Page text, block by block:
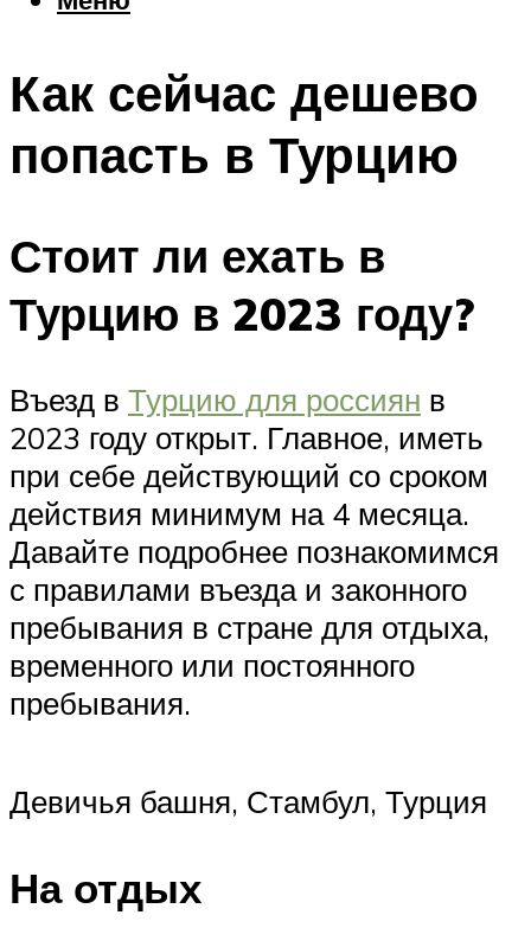
Шоппинг
Как сейчас дешево
попасть в Турцию
Стоит ли ехать в
Турцию в 2023 году?
Въезд в Турцию для россиян в
2023 году открыт. Главное, иметь
при себе действующий со сроком
действия минимум на 4 месяца.
Давайте подробнее познакомимся
с правилами въезда и законного
пребывания в стране для отдыха,
временного или постоянного
пребывания.
Девичья башня, Стамбул, Турция
На отдых